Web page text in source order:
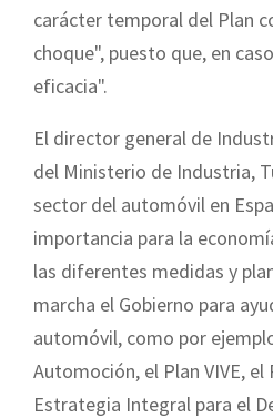
carácter temporal del Plan
choque", puesto que, en
eficacia".
El director general de
del Ministerio de Industria,
sector del automóvil en
importancia para la
las diferentes medidas y
marcha el Gobierno para
automóvil, como por
Automoción, el Plan VIVE, el
Estrategia Integral para el